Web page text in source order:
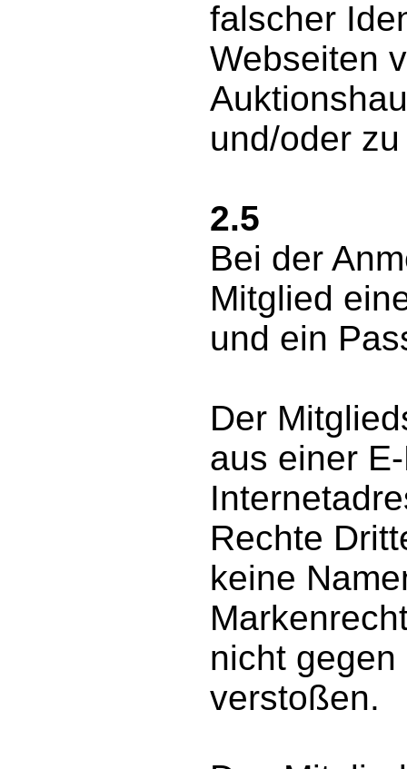
falscher
Webseiten
und/oder
2.5
Bei der
Mitglied
und ein
Der
aus einer
Rechte
keine
nicht
verstoßen.